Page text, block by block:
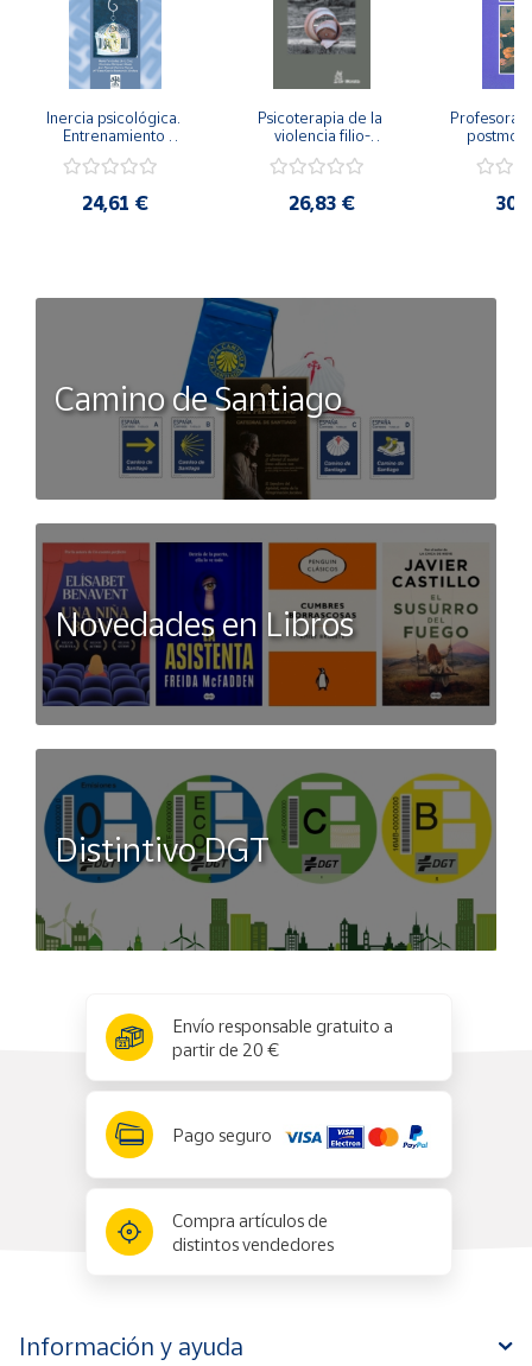
Inercia psicológica.
Entrenamiento
Igualdad de Género.
24,61 €
Psicoterapia de la
violencia filio-
secreto y la
26,83 €
Camino de Santiago
Novedades en Libros
Distintivo DGT
Envío responsable gratuito a
partir de 20 €
Pago seguro
Compra artículos de
distintos vendedores
Información y ayuda